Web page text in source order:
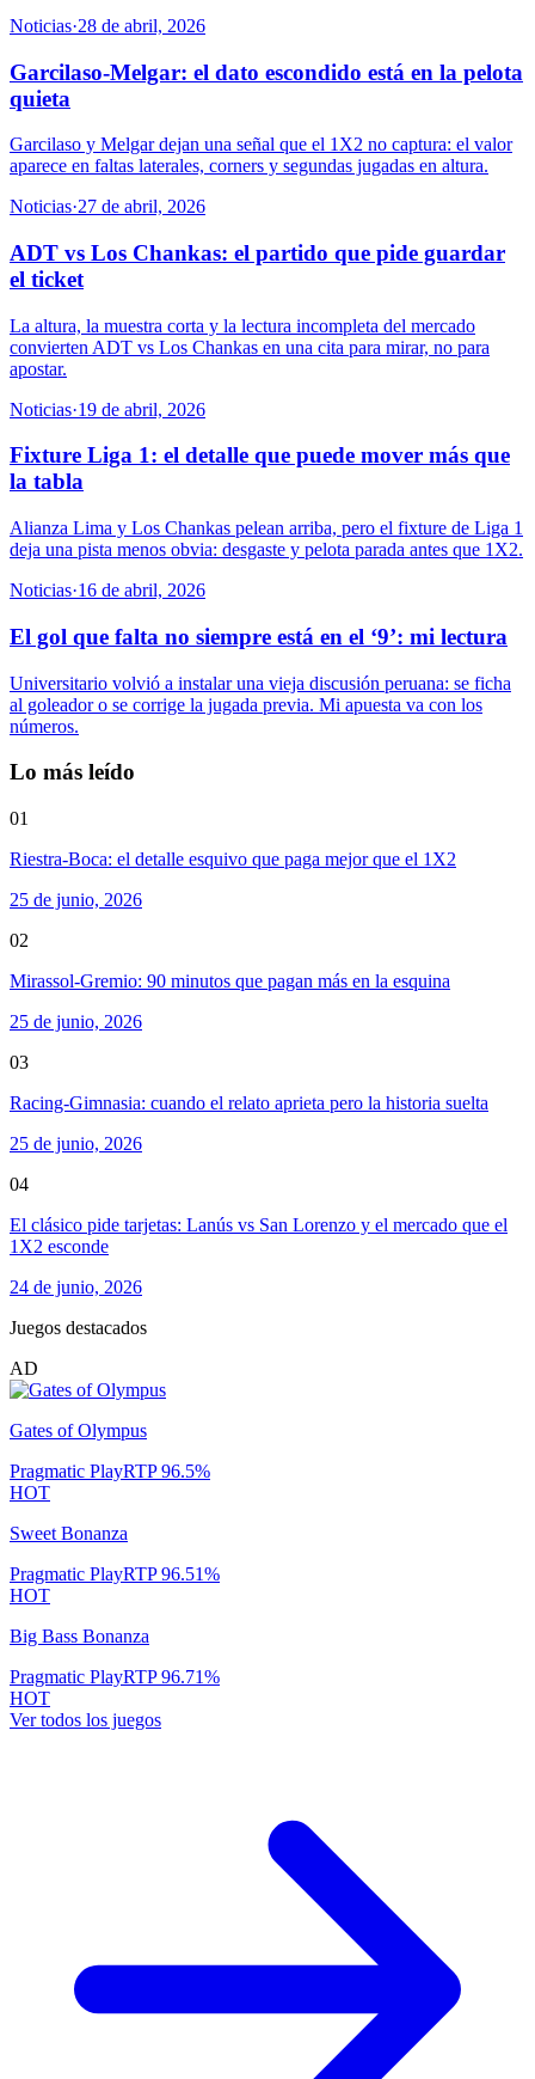
Noticias·28 de abril, 2026
Garcilaso-Melgar: el dato escondido está en la pelota
quieta
Garcilaso y Melgar dejan una señal que el 1X2 no captura: el valor
aparece en faltas laterales, corners y segundas jugadas en altura.
Noticias·27 de abril, 2026
ADT vs Los Chankas: el partido que pide guardar
el ticket
La altura, la muestra corta y la lectura incompleta del mercado
convierten ADT vs Los Chankas en una cita para mirar, no para
apostar.
Noticias·19 de abril, 2026
Fixture Liga 1: el detalle que puede mover más que
la tabla
Alianza Lima y Los Chankas pelean arriba, pero el fixture de Liga 1
deja una pista menos obvia: desgaste y pelota parada antes que 1X2.
Noticias·16 de abril, 2026
El gol que falta no siempre está en el ‘9’: mi lectura
Universitario volvió a instalar una vieja discusión peruana: se ficha
al goleador o se corrige la jugada previa. Mi apuesta va con los
números.
Lo más leído
01
Riestra-Boca: el detalle esquivo que paga mejor que el 1X2
25 de junio, 2026
02
Mirassol-Gremio: 90 minutos que pagan más en la esquina
25 de junio, 2026
03
Racing-Gimnasia: cuando el relato aprieta pero la historia suelta
25 de junio, 2026
04
El clásico pide tarjetas: Lanús vs San Lorenzo y el mercado que el
1X2 esconde
24 de junio, 2026
Juegos destacados
AD
Gates of Olympus
Pragmatic PlayRTP96.5%
HOT
Sweet Bonanza
Pragmatic PlayRTP96.51%
HOT
Big Bass Bonanza
Pragmatic PlayRTP96.71%
HOT
Ver todos los juegos